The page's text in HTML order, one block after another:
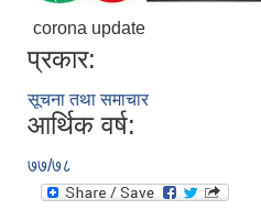
corona update
प्रकार:
सूचना तथा समाचार
आर्थिक वर्ष:
७७/७८